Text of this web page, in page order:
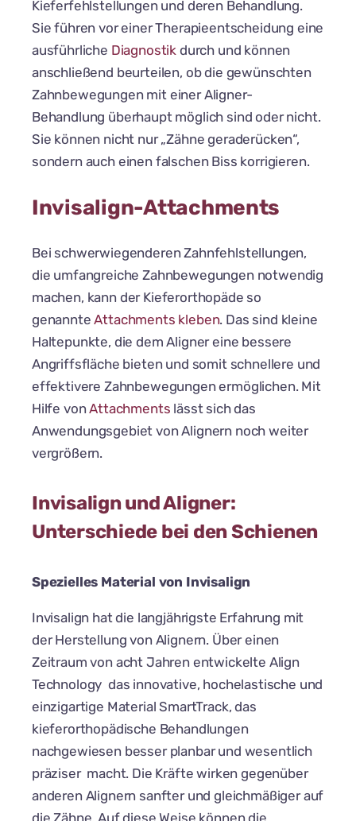
Kieferfehlstellungen und deren Behandlung.
Sie führen vor einer Therapieentscheidung eine
ausführliche Diagnostik durch und können
anschließend beurteilen, ob die gewünschten
Zahnbewegungen mit einer Aligner-
Behandlung überhaupt möglich sind oder nicht.
Sie können nicht nur „Zähne geraderücken“,
sondern auch einen falschen Biss korrigieren.
Invisalign-Attachments
Bei schwerwiegenderen Zahnfehlstellungen,
die umfangreiche Zahnbewegungen notwendig
machen, kann der Kieferorthopäde so
genannteAttachments kleben. Das sind kleine
Haltepunkte, die dem Aligner eine bessere
Angriffsfläche bieten und somit schnellere und
effektivere Zahnbewegungen ermöglichen. Mit
Hilfe vonAttachments lässt sich das
Anwendungsgebiet von Alignern noch weiter
vergrößern.
Invisalign und Aligner:
Unterschiede bei den Schienen
Spezielles Material von Invisalign
Invisalign hat die langjährigste Erfahrung mit
der Herstellung von Alignern. Über einen
Zeitraum von acht Jahren entwickelte Align
Technology das innovative, hochelastische und
einzigartige Material SmartTrack, das
kieferorthopädische Behandlungen
nachgewiesen besser planbar und wesentlich
präziser macht. Die Kräfte wirken gegenüber
anderen Alignern sanfter und gleichmäßiger auf